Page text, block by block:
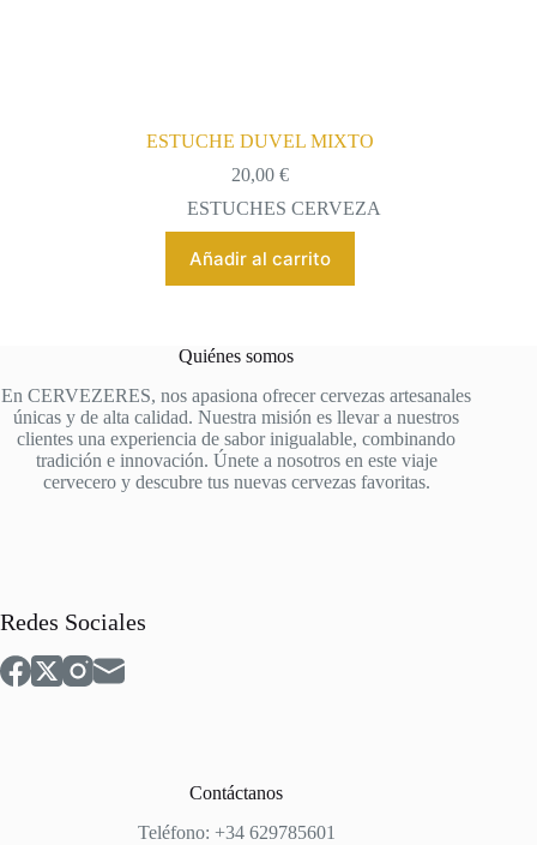
ESTUCHE DUVEL MIXTO
20,00€
ESTUCHES CERVEZA
Añadir al carrito
Quiénes somos
En CERVEZERES, nos apasiona ofrecer cervezas artesanales
únicas y de alta calidad. Nuestra misión es llevar a nuestros
clientes una experiencia de sabor inigualable, combinando
tradición e innovación. Únete a nosotros en este viaje
cervecero y descubre tus nuevas cervezas favoritas.
Redes Sociales
Contáctanos
Teléfono: +34 629785601